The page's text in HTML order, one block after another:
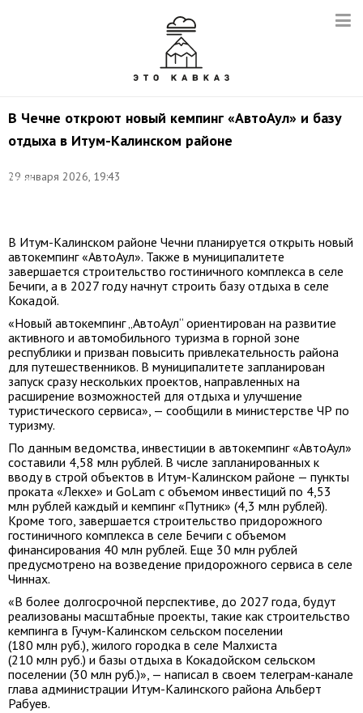
В Чечне откроют новый кемпинг «АвтоАул» и базу
отдыха в Итум-Калинском районе
29 января 2026, 19:43
Елена
В Итум-Калинском районе Чечни планируется открыть новый
автокемпинг «АвтоАул». Также в муниципалитете
завершается строительство гостиничного комплекса в селе
Бечиги, а в 2027 году начнут строить базу отдыха в селе
Кокадой.
«Новый автокемпинг „АвтоАул“ ориентирован на развитие
активного и автомобильного туризма в горной зоне
республики и призван повысить привлекательность района
для путешественников. В муниципалитете запланирован
запуск сразу нескольких проектов, направленных на
расширение возможностей для отдыха и улучшение
туристического сервиса», — сообщили в министерстве ЧР по
туризму.
По данным ведомства, инвестиции в автокемпинг «АвтоАул»
составили 4,58 млн рублей. В числе запланированных к
вводу в строй объектов в Итум-Калинском районе — пункты
проката «Лекхе» и GoLam с объемом инвестиций по 4,53
млн рублей каждый и кемпинг «Путник» (4,3 млн рублей).
Кроме того, завершается строительство придорожного
гостиничного комплекса в селе Бечиги с объемом
финансирования 40 млн рублей. Еще 30 млн рублей
предусмотрено на возведение придорожного сервиса в селе
Чиннах.
«В более долгосрочной перспективе, до 2027 года, будут
реализованы масштабные проекты, такие как строительство
кемпинга в Гучум-Калинском сельском поселении
(180 млн руб.), жилого городка в селе Малхиста
(210 млн руб.) и базы отдыха в Кокадойском сельском
поселении (30 млн руб.)», — написал в своем телеграм-канале
глава администрации Итум-Калинского района Альберт
Рабуев.